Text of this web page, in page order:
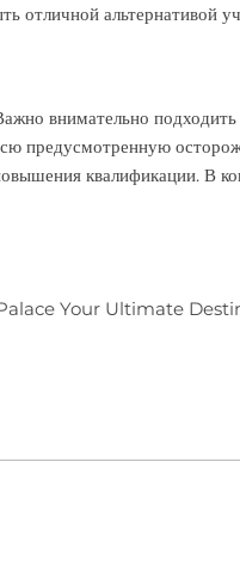
отличной альтернативой
внимательно
предусмотренную
квалификации. В
Your Ultimate